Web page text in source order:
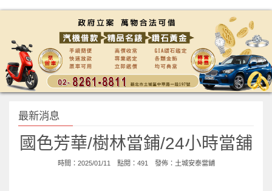
最新消息
國色芳華/樹林當鋪/24小時當舖
時間：2025/01/11 點閱：491 發佈： 土城安泰當舖